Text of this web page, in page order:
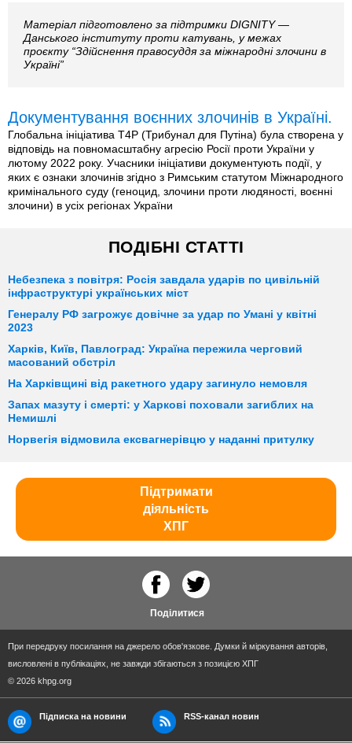
Матеріал підготовлено за підтримки DIGNITY —
Данського інституту проти катувань, у межах
проєкту “Здійснення правосуддя за міжнародні злочини в
Україні”
Документування воєнних злочинів в Україні.
Глобальна ініціатива T4P (Трибунал для Путіна) була створена у
відповідь на повномасштабну агресію Росії проти України у
лютому 2022 року. Учасники ініціативи документують події, у
яких є ознаки злочинів згідно з Римським статутом Міжнародного
кримінального суду (геноцид, злочини проти людяності, воєнні
злочини) в усіх регіонах України
ПОДІБНІ СТАТТІ
Небезпека з повітря: Росія завдала ударів по цивільній
інфраструктурі українських міст
Генералу РФ загрожує довічне за удар по Умані у квітні
2023
Харків, Київ, Павлоград: Україна пережила черговий
масований обстріл
На Харківщині від ракетного удару загинуло немовля
Запах мазуту і смерті: у Харкові поховали загиблих на
Немишлі
Норвегія відмовила ексвагнерівцю у наданні притулку
Підтримати
діяльність
ХПГ
Поділитися
При передруку посилання на джерело обов'язкове. Думки й міркування авторів,
висловлені в публікаціях, не завжди збігаються з позицією ХПГ
© 2026 khpg.org
Підписка на новини RSS-канал новин